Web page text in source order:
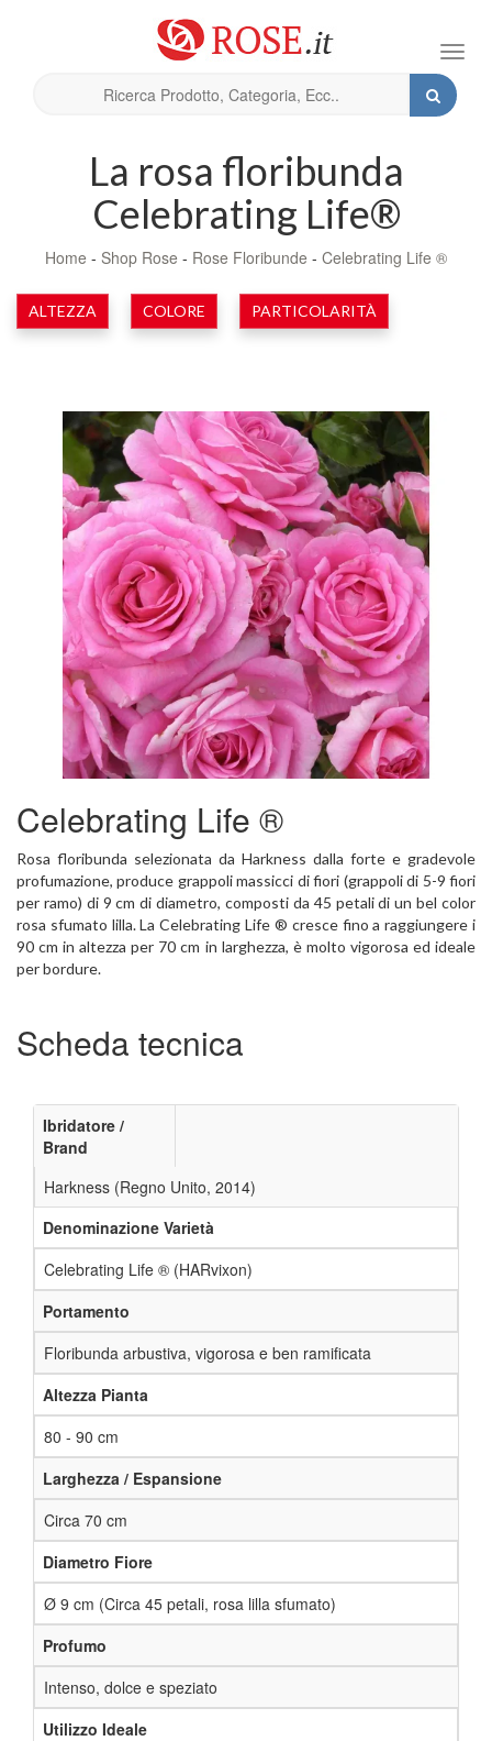
La rosa floribunda
Celebrating Life®
Home - Shop Rose - Rose Floribunde - Celebrating Life ®
ALTEZZA COLORE PARTICOLARITÀ
Celebrating Life ®
Rosa floribunda selezionata da Harkness dalla forte e gradevole
profumazione, produce grappoli massicci di fiori (grappoli di 5-9 fiori
per ramo) di 9 cm di diametro, composti da 45 petali di un bel color
rosa sfumato lilla. La Celebrating Life ® cresce fino a raggiungere i
90 cm in altezza per 70 cm in larghezza, è molto vigorosa ed ideale
per bordure.
Scheda tecnica
Ibridatore /
Brand
Harkness (Regno Unito, 2014)
Denominazione Varietà
Celebrating Life ® (HARvixon)
Portamento
Floribunda arbustiva, vigorosa e ben ramificata
Altezza Pianta
80 - 90 cm
Larghezza / Espansione
Circa 70 cm
Diametro Fiore
Ø 9 cm (Circa 45 petali, rosa lilla sfumato)
Profumo
Intenso, dolce e speziato
Utilizzo Ideale